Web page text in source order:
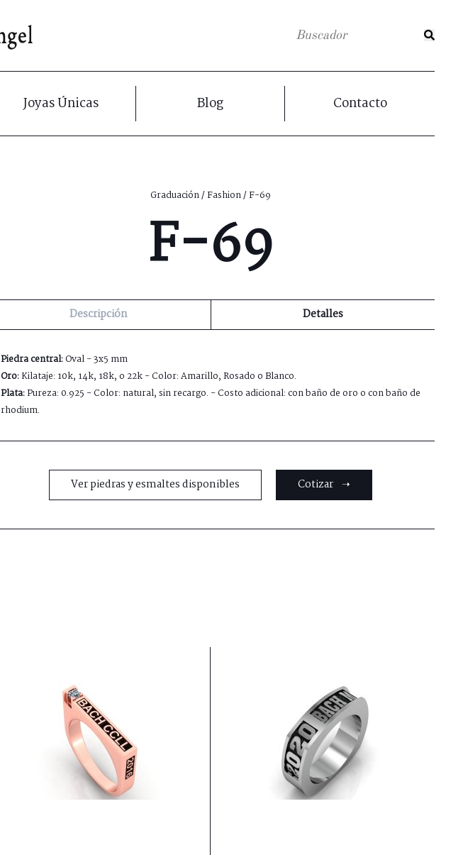
Joyas Únicas Blog Contacto
Graduación/Fashion/ F-69
F-69
Descripción Detalles
Piedra central:Oval - 3x5 mm
Oro:Kilataje: 10k, 14k, 18k, o 22k - Color: Amarillo, Rosado o Blanco.
Plata:Pureza: 0.925 - Color: natural, sin recargo. - Costo adicional: con baño de oro o con baño de
rhodium.
Ver piedras y esmaltes disponibles Cotizar ➝